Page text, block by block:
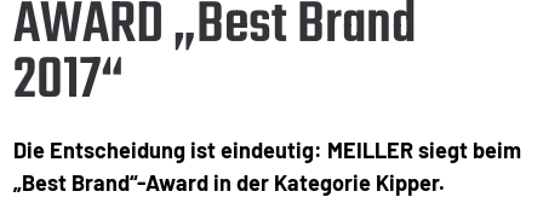
AWARD „Best Brand
2017“
Die Entscheidung ist eindeutig: MEILLER siegt beim
„Best Brand“-Award in der Kategorie Kipper.